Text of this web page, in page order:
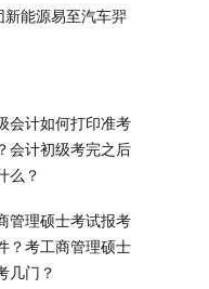
新能源易至汽车羿
会计如何打印准考
会计初级考完之后
么？
管理硕士考试报考
？考工商管理硕士
几门？